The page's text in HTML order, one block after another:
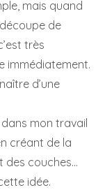
mais quand
de
très
immédiatement.
d’une
mon travail
créant de la
des couches…
idée.